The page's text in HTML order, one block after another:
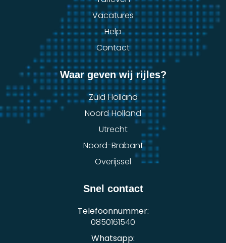
Vacatures
Help
Contact
Waar geven wij rijles?
Zuid Holland
Noord Holland
Utrecht
Noord-Brabant
Overijssel
Snel contact
Telefoonnummer:
0850161540
Whatsapp: